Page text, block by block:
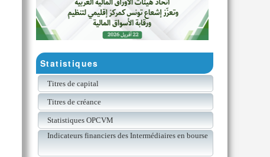
Statistiques
Titres de capital
Titres de créance
Statistiques OPCVM
Indicateurs financiers des Intermédiaires en bourse